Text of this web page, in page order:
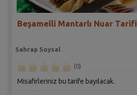
Beşamelli Mantarlı Nuar Tarifi
Sahrap Soysal
(0)
Misafirleriniz bu tarife bayılacak.